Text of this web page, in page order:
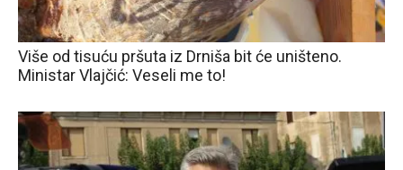
Više od tisuću pršuta iz Drniša bit će uništeno.
Ministar Vlajčić: Veseli me to!